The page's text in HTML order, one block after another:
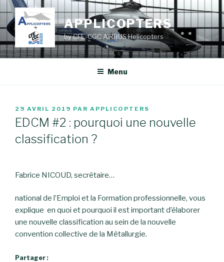
Aller
contenu
principal
APPLICOPTERS
by CFE-CGC AIRBUS Helicopters
Menu
PUBLIÉ
LE
29 AVRIL 2019 PAR APPLICOPTERS
EDCM #2 : pourquoi une nouvelle
classification ?
Fabrice NICOUD, secrétaire…
national de l’Emploi et la Formation professionnelle, vous
explique en quoi et pourquoi il est important d’élaborer
une nouvelle classification au sein de la nouvelle
convention collective de la Métallurgie.
Partager :